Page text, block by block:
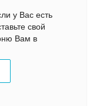
у Вас есть
свой
Вам в